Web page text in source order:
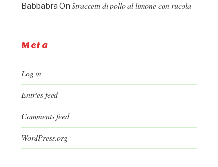
Babbabra On Straccetti di pollo al limone con rucola
Meta
Log in
Entries feed
Comments feed
WordPress.org